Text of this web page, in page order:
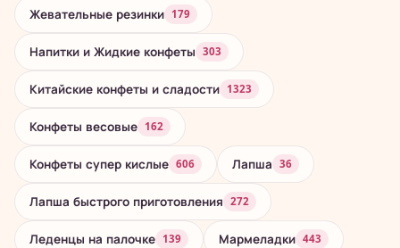
Жевательные резинки 179
Напитки и Жидкие конфеты 303
Китайские конфеты и сладости 1323
Конфеты весовые 162
Конфеты супер кислые 606 Лапша 36
Лапша быстрого приготовления 272
Леденцы на палочке 139 Мармеладки 443